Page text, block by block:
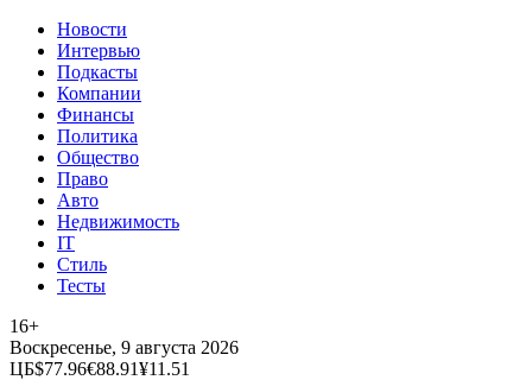
Новости
Интервью
Подкасты
Компании
Финансы
Политика
Общество
Право
Авто
Недвижимость
IT
Стиль
Тесты
16+
Воскресенье, 9 августа 2026
ЦБ$77.96€88.91¥11.51